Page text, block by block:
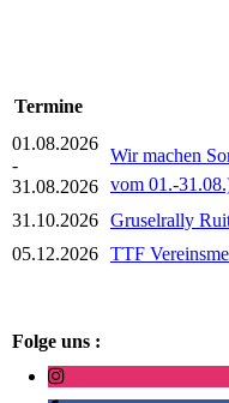
Termine
01.08.2026
-
31.08.2026
Wir machen
vom 01.-
31.10.2026 Gruselrally
05.12.2026 TTF
Folge uns :